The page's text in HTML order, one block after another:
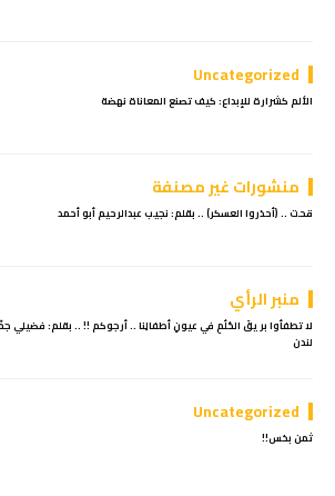
Uncategorized
الألم كشرارة للإبداع: كيف تصنع المعاناة نهضة
منشورات غير مصنفة
قحت .. (أحذروا العسكر) .. بقلم: نجيب عبدالرحيم أبو أحمد
منبر الرأي
لا تطفأوا بريقَ الحُلُمِ في عيونِ أطفالِنا .. أرجوكم !! .. بقلم: فضيلي
لندن
Uncategorized
ثمن بخس!!